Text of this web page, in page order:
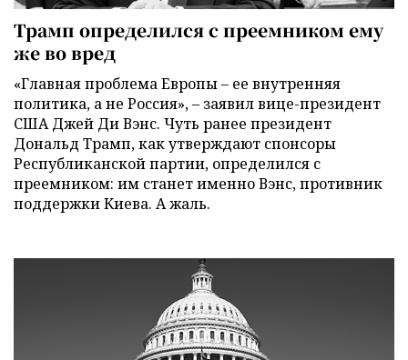
Трамп определился с преемником ему
же во вред
«Главная проблема Европы – ее внутренняя
политика, а не Россия», – заявил вице-президент
США Джей Ди Вэнс. Чуть ранее президент
Дональд Трамп, как утверждают спонсоры
Республиканской партии, определился с
преемником: им станет именно Вэнс, противник
поддержки Киева. А жаль.